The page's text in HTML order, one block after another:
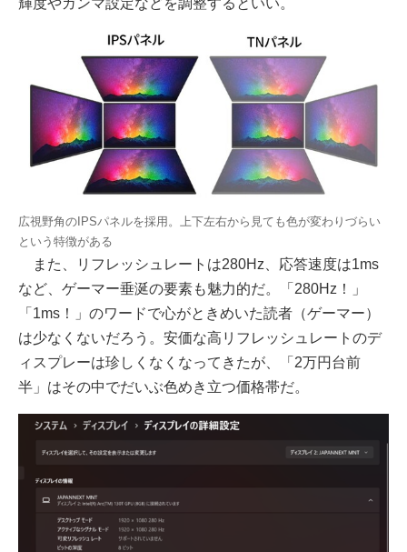
広視野角のIPSパネルを採用。上下左右から見ても色が変わりづらい
という特徴がある
また、リフレッシュレートは280Hz、応答速度は1ms
など、ゲーマー垂涎の要素も魅力的だ。「280Hz！」
「1ms！」のワードで心がときめいた読者（ゲーマー）
は少なくないだろう。安価な高リフレッシュレートのデ
ィスプレーは珍しくなくなってきたが、「2万円台前
半」はその中でだいぶ色めき立つ価格帯だ。